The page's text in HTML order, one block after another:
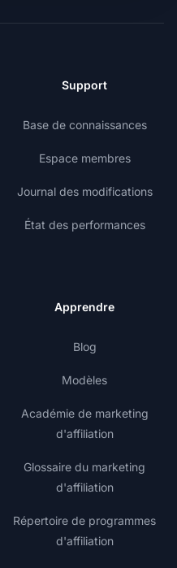
Support
Base de connaissances
Espace membres
Journal des modifications
État des performances
Apprendre
Blog
Modèles
Académie de marketing
d'affiliation
Glossaire du marketing
d'affiliation
Répertoire de programmes
d'affiliation